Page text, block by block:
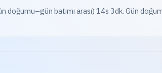
doğumu–gün batımı arası) 14s 3dk. Gün